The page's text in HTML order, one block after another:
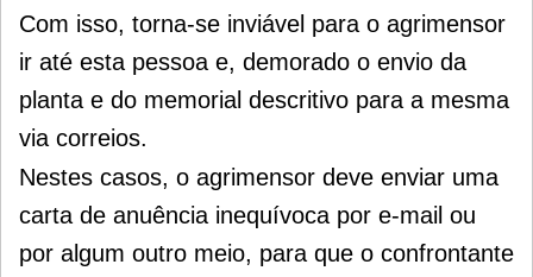
Com isso, torna-se inviável para o agrimensor
ir até esta pessoa e, demorado o envio da
planta e do memorial descritivo para a mesma
via correios.
Nestes casos, o agrimensor deve enviar uma
carta de anuência inequívoca por e-mail ou
por algum outro meio, para que o confrontante